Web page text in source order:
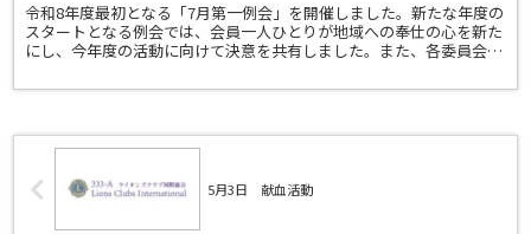
令和8年度最初となる「7月第一例会」を開催しました。新たな年度の
スタートとなる例会では、会員一人ひとりが地域への奉仕の心を新た
にし、今年度の活動に向けて決意を共有しました。また、各委員会で
5月3日 献血活動